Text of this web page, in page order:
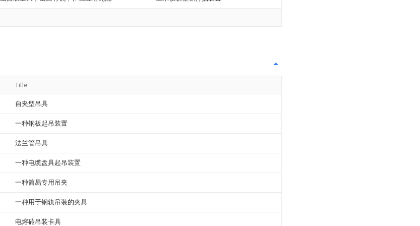
Title
自夹型吊具
一种钢板起吊装置
法兰管吊具
一种电缆盘具起吊装置
一种简易专用吊夹
一种用于钢轨吊装的夹具
电熔砖吊装卡具